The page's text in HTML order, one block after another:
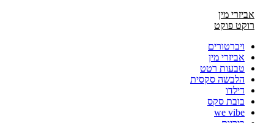
אביזרי מין
רוקט פוקט
ויברטורים
אביזרי מין
טבעות רטט
הלבשה סקסית
דילדו
בובת סקס
we vibe